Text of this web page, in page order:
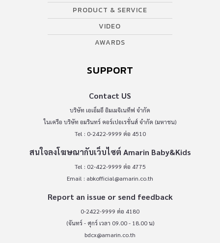
PRODUCT & SERVICE
VIDEO
AWARDS
SUPPORT
Contact US
บริษัท เอเอ็มอี อิมเมจิเนทีฟ จำกัด
ในเครือ บริษัท อมรินทร์ คอร์เปอเรชั่นส์ จำกัด (มหาชน)
Tel : 0-2422-9999 ต่อ 4510
สนใจลงโฆษณากับเว็บไซต์ Amarin Baby&Kids
Tel : 02-422-9999 ต่อ 4775
Email : abkofficial@amarin.co.th
Report an issue or send feedback
0-2422-9999 ต่อ 4180
(จันทร์ - ศุกร์ เวลา 09.00 - 18.00 น)
bdcx@amarin.co.th